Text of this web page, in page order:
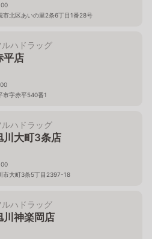
市北区あいの里2条6丁目1番28号
ルハドラッグ
平店
市字赤平540番1
ルハドラッグ
川大町3条店
市大町3条5丁目2397-18
ルハドラッグ
川神楽岡店